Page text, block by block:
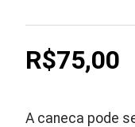
R$75,00
A caneca pode